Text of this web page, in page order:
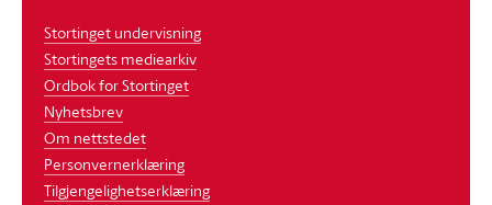
Stortinget undervisning
Stortingets mediearkiv
Ordbok for Stortinget
Nyhetsbrev
Om nettstedet
Personvernerklæring
Tilgjengelighetserklæring